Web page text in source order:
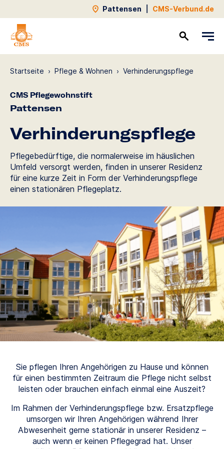
Pattensen CMS-Verbund.de
Startseite › Pflege & Wohnen › Verhinde­rungs­pflege
CMS Pflegewohnstift
Pattensen
Verhinde­rungs­pflege
Pflegebedürftige, die normalerweise im häuslichen
Umfeld versorgt werden, finden in unserer Residenz
für eine kurze Zeit in Form der Verhinderungspflege
einen stationären Pflegeplatz.
Sie pflegen Ihren Angehörigen zu Hause und können
für einen bestimmten Zeitraum die Pflege nicht selbst
leisten oder brauchen einfach einmal eine Auszeit?
Im Rahmen der Verhinderungspflege bzw. Ersatzpflege
umsorgen wir Ihren Angehörigen während Ihrer
Abwesenheit gerne stationär in unserer Residenz –
auch wenn er keinen Pflegegrad hat. Unser